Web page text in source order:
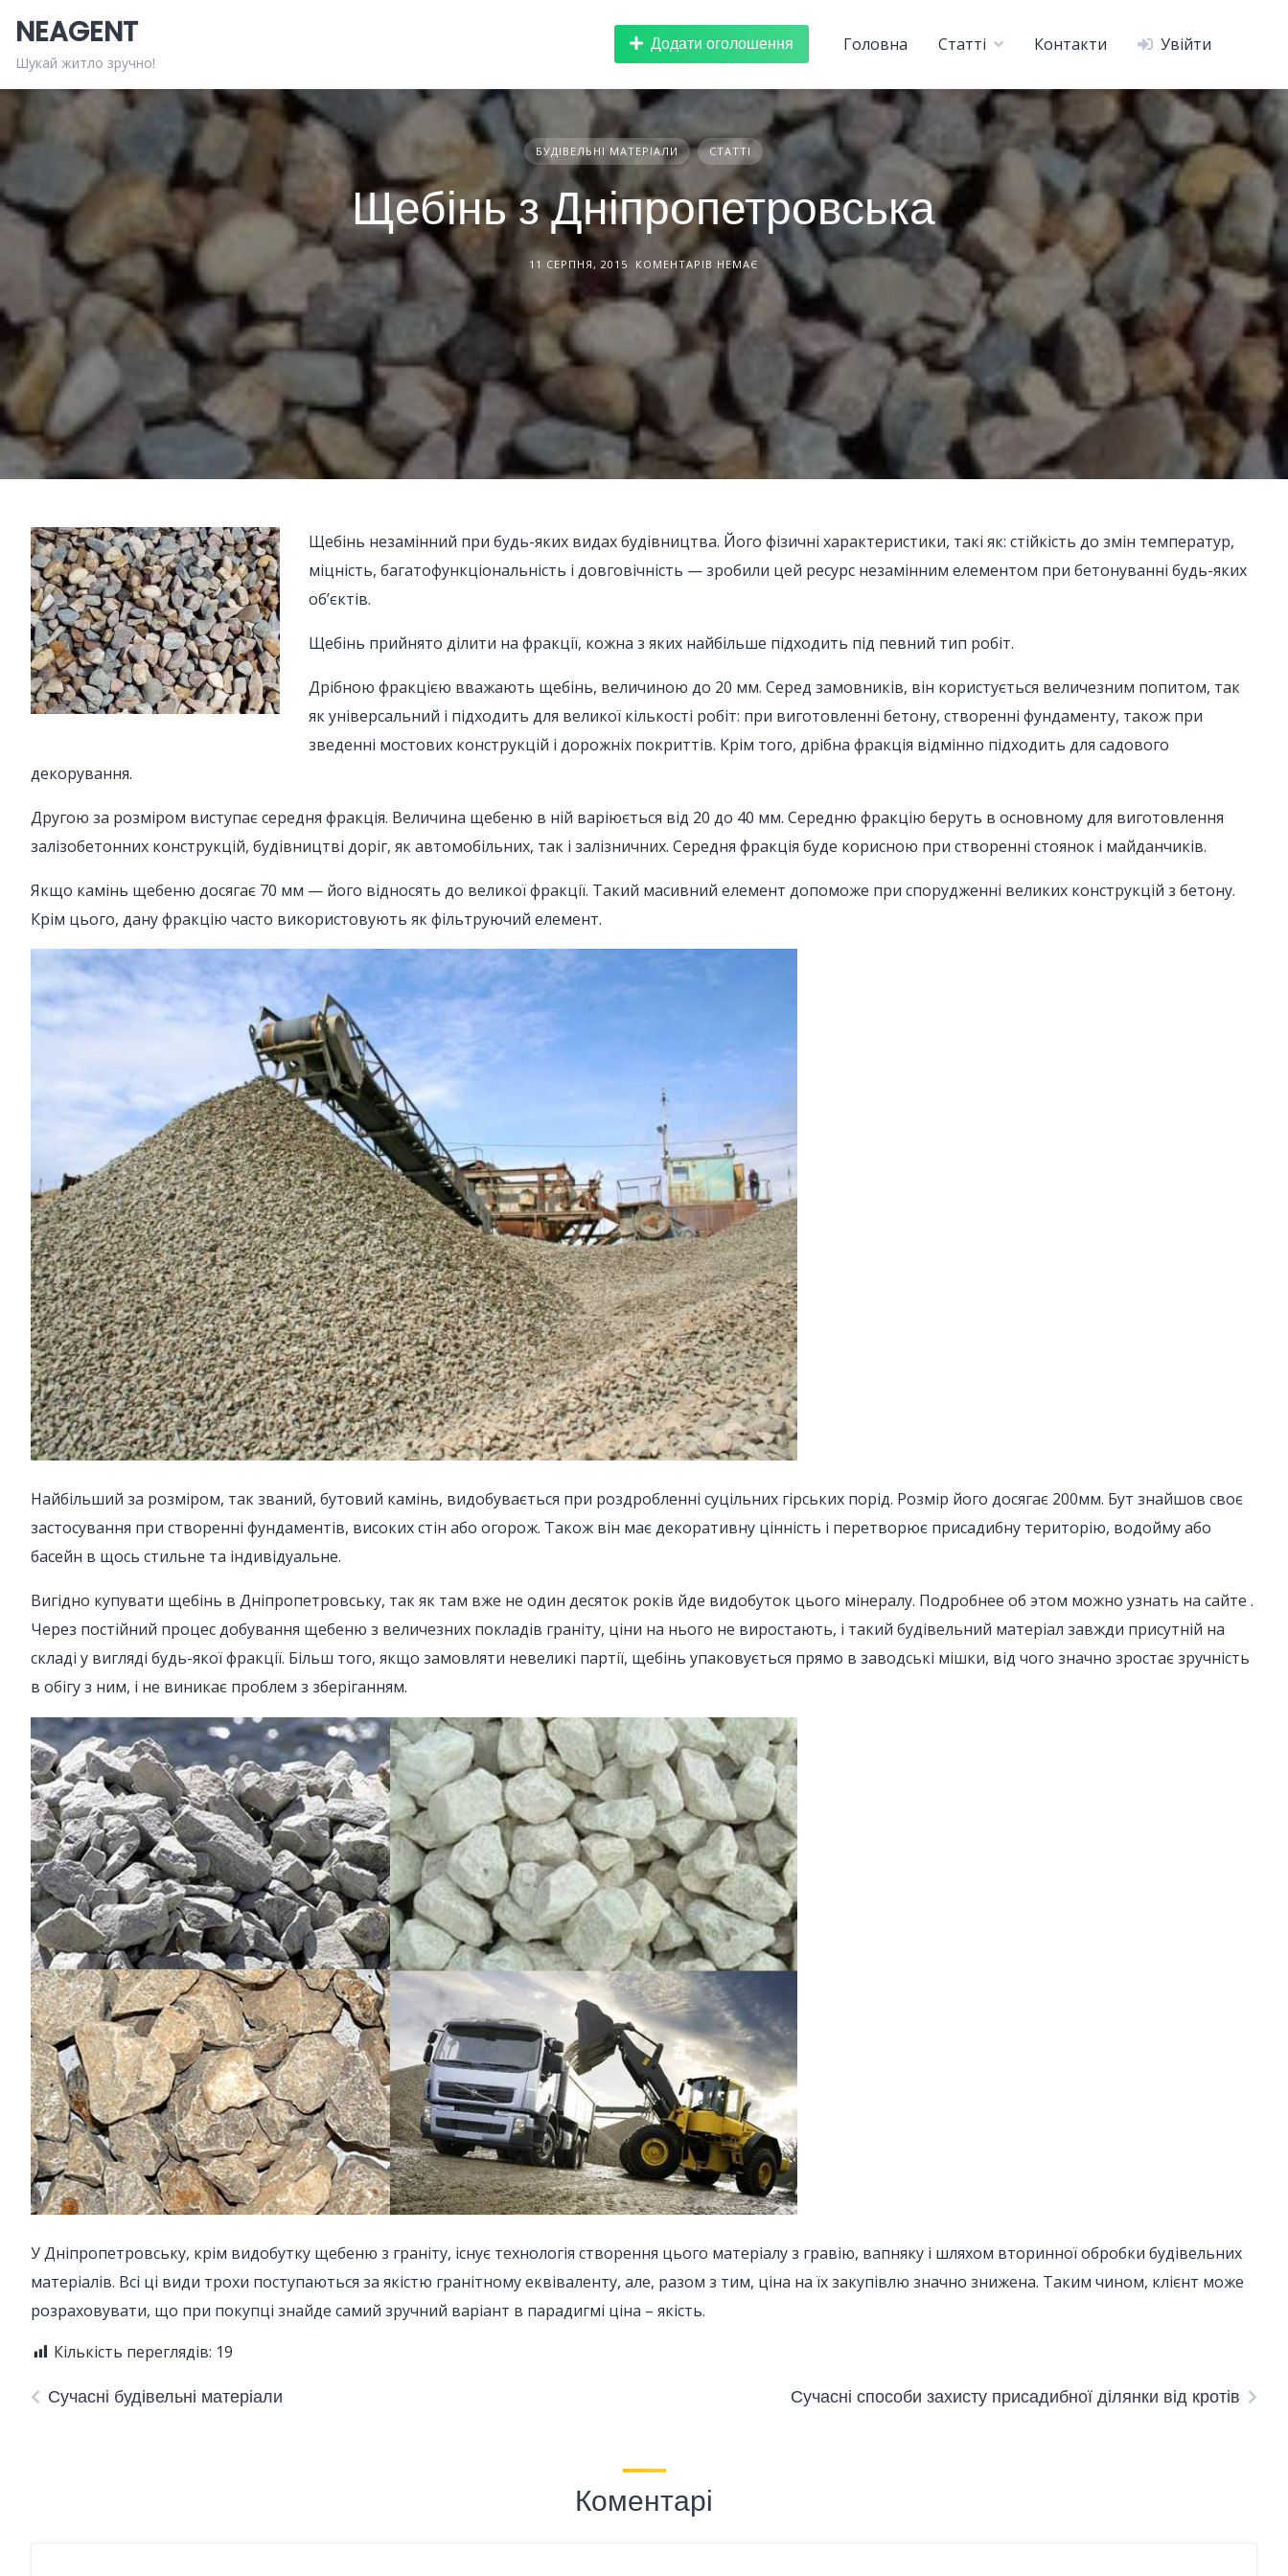
content
NEAGENT
Шукай житло зручно!
Головна Статті Контакти Увійти
Додати оголошення
БУДІВЕЛЬНІ МАТЕРІАЛИ СТАТТІ
Щебінь з Дніпропетровська
11 СЕРПНЯ, 2015 КОМЕНТАРІВ НЕМАЄ
Щебінь незамінний при будь-яких видах будівництва. Його фізичні характеристики, такі як: стійкість до змін температур,
міцність, багатофункціональність і довговічність — зробили цей ресурс незамінним елементом при бетонуванні будь-яких
об’єктів.
Щебінь прийнято ділити на фракції, кожна з яких найбільше підходить під певний тип робіт.
Дрібною фракцією вважають щебінь, величиною до 20 мм. Серед замовників, він користується величезним попитом, так
як універсальний і підходить для великої кількості робіт: при виготовленні бетону, створенні фундаменту, також при
зведенні мостових конструкцій і дорожніх покриттів. Крім того, дрібна фракція відмінно підходить для садового
декорування.
Другою за розміром виступає середня фракція. Величина щебеню в ній варіюється від 20 до 40 мм. Середню фракцію беруть в основному для виготовлення
залізобетонних конструкцій, будівництві доріг, як автомобільних, так і залізничних. Середня фракція буде корисною при створенні стоянок і майданчиків.
Якщо камінь щебеню досягає 70 мм — його відносять до великої фракції. Такий масивний елемент допоможе при спорудженні великих конструкцій з бетону.
Крім цього, дану фракцію часто використовують як фільтруючий елемент.
Найбільший за розміром, так званий, бутовий камінь, видобувається при роздробленні суцільних гірських порід. Розмір його досягає 200мм. Бут знайшов своє
застосування при створенні фундаментів, високих стін або огорож. Також він має декоративну цінність і перетворює присадибну територію, водойму або
басейн в щось стильне та індивідуальне.
Вигідно купувати щебінь в Дніпропетровську, так як там вже не один десяток років йде видобуток цього мінералу. Подробнее об этом можно узнать на сайте .
Через постійний процес добування щебеню з величезних покладів граніту, ціни на нього не виростають, і такий будівельний матеріал завжди присутній на
складі у вигляді будь-якої фракції. Більш того, якщо замовляти невеликі партії, щебінь упаковується прямо в заводські мішки, від чого значно зростає зручність
в обігу з ним, і не виникає проблем з зберіганням.
У Дніпропетровську, крім видобутку щебеню з граніту, існує технологія створення цього матеріалу з гравію, вапняку і шляхом вторинної обробки будівельних
матеріалів. Всі ці види трохи поступаються за якістю гранітному еквіваленту, але, разом з тим, ціна на їх закупівлю значно знижена. Таким чином, клієнт може
розраховувати, що при покупці знайде самий зручний варіант в парадигмі ціна – якість.
Кількість переглядів: 19
Сучасні будівельні матеріали Сучасні способи захисту присадибної ділянки від кротів
Коментарі